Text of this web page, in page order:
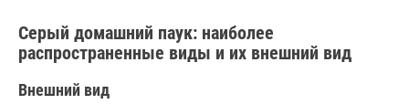
Серый домашний паук: наиболее
распространенные виды и их внешний вид
Внешний вид